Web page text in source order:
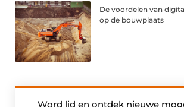
De voordelen van
op de bouwplaats
Word lid en ontdek nieuwe